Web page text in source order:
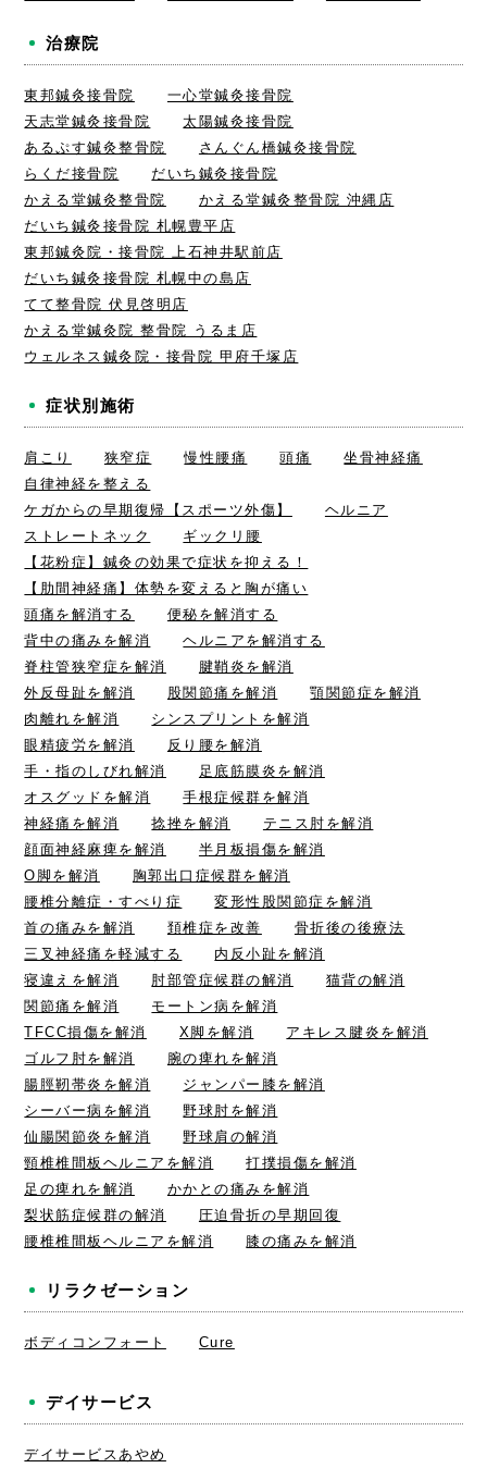
治療院
東邦鍼灸接骨院
一心堂鍼灸接骨院
天志堂鍼灸接骨院
太陽鍼灸接骨院
あるぷす鍼灸整骨院
さんぐん橋鍼灸接骨院
らくだ接骨院
だいち鍼灸接骨院
かえる堂鍼灸整骨院
かえる堂鍼灸整骨院 沖縄店
だいち鍼灸接骨院 札幌豊平店
東邦鍼灸院・接骨院 上石神井駅前店
だいち鍼灸接骨院 札幌中の島店
てて整骨院 伏見啓明店
かえる堂鍼灸院 整骨院 うるま店
ウェルネス鍼灸院・接骨院 甲府千塚店
症状別施術
肩こり 狭窄症 慢性腰痛 頭痛
坐骨神経痛
自律神経を整える
ケガからの早期復帰【スポーツ外傷】
ヘルニア
ストレートネック
ギックリ腰
【花粉症】鍼灸の効果で症状を抑える！
【肋間神経痛】体勢を変えると胸が痛い
頭痛を解消する
便秘を解消する
背中の痛みを解消
ヘルニアを解消する
脊柱管狭窄症を解消
腱鞘炎を解消
外反母趾を解消
股関節痛を解消
顎関節症を解消
肉離れを解消
シンスプリントを解消
眼精疲労を解消
反り腰を解消
手・指のしびれ解消
足底筋膜炎を解消
オスグッドを解消
手根症候群を解消
神経痛を解消
捻挫を解消
テニス肘を解消
顔面神経麻痺を解消
半月板損傷を解消
O脚を解消
胸郭出口症候群を解消
腰椎分離症・すべり症
変形性股関節症を解消
首の痛みを解消
頚椎症を改善
骨折後の後療法
三叉神経痛を軽減する
内反小趾を解消
寝違えを解消
肘部管症候群の解消
猫背の解消
関節痛を解消
モートン病を解消
TFCC損傷を解消
X脚を解消
アキレス腱炎を解消
ゴルフ肘を解消
腕の痺れを解消
腸脛靭帯炎を解消
ジャンパー膝を解消
シーバー病を解消
野球肘を解消
仙腸関節炎を解消
野球肩の解消
頸椎椎間板ヘルニアを解消
打撲損傷を解消
足の痺れを解消
かかとの痛みを解消
梨状筋症候群の解消
圧迫骨折の早期回復
腰椎椎間板ヘルニアを解消
膝の痛みを解消
リラクゼーション
ボディコンフォート Cure
デイサービス
デイサービスあやめ